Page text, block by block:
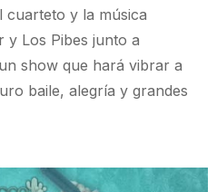
cuarteto y la música
y Los Pibes junto a
show que hará vibrar a
baile, alegría y grandes